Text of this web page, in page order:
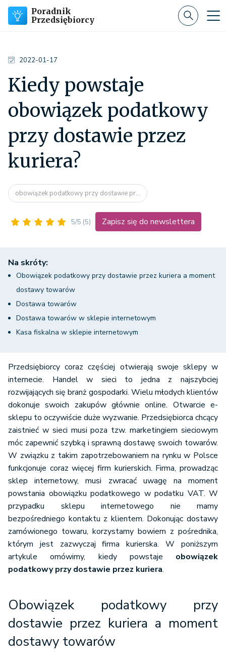
Poradnik
Przedsiębiorcy
2022-01-17
Kiedy powstaje
obowiązek podatkowy
przy dostawie przez
kuriera?
obowiązek podatkowy przy dostawie pr...
5/5 (5) Zapisz się do newslettera
Na skróty:
Obowiązek podatkowy przy dostawie przez kuriera a moment
dostawy towarów
Dostawa towarów
Dostawa towarów w sklepie internetowym
Kasa fiskalna w sklepie internetowym
Przedsiębiorcy coraz częściej otwierają swoje sklepy w
internecie. Handel w sieci to jedna z najszybciej
rozwijających się branż gospodarki. Wielu młodych klientów
dokonuje swoich zakupów głównie online. Otwarcie e-
sklepu to oczywiście duże wyzwanie. Przedsiębiorca chcący
zaistnieć w sieci musi poza tzw. marketingiem sieciowym
móc zapewnić szybką i sprawną dostawę swoich towarów.
W związku z takim zapotrzebowaniem na rynku w Polsce
funkcjonuje coraz więcej firm kurierskich. Firma, prowadząc
sklep internetowy, musi zwracać uwagę na moment
powstania obowiązku podatkowego w podatku VAT. W
przypadku sklepu internetowego nie mamy
bezpośredniego kontaktu z klientem. Dokonując dostawy
zamówionego towaru, korzystamy bowiem z pośrednika,
którym jest zazwyczaj firma kurierska. W poniższym
artykule omówimy, kiedy powstaje obowiązek
podatkowy przy dostawie przez kuriera.
Obowiązek podatkowy przy
dostawie przez kuriera a moment
dostawy towarów